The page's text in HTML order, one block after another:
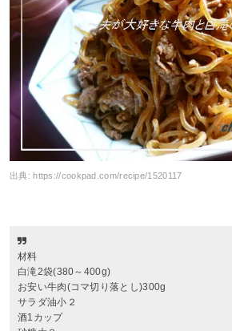
出典: https://cookpad.com/recipe/1520117
材料
白滝2袋(380～400g)
お安い牛肉(コマ切り落とし)300g
サラダ油小２
酒1カップ